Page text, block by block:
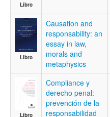
Libro
Libro
Causation and
responsability: an
essay in law,
morals and
metaphysics
Libro
Compliance y
derecho penal:
prevención de la
responsabilidad